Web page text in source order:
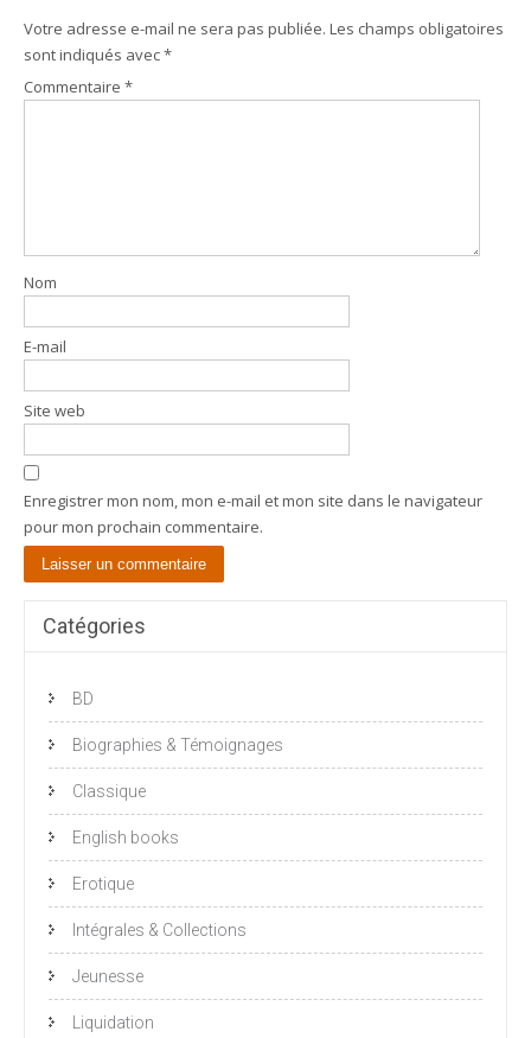
Votre adresse e-mail ne sera pas publiée. Les champs obligatoires
sont indiqués avec*
Commentaire *
Nom
E-mail
Site web
Enregistrer mon nom, mon e-mail et mon site dans le navigateur
pour mon prochain commentaire.
Catégories
BD
Biographies & Témoignages
Classique
English books
Erotique
Intégrales & Collections
Jeunesse
Liquidation